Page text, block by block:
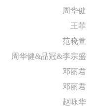
周华健
王菲
范晓萱
周华健&品冠&李宗盛
邓丽君
邓丽君
赵咏华